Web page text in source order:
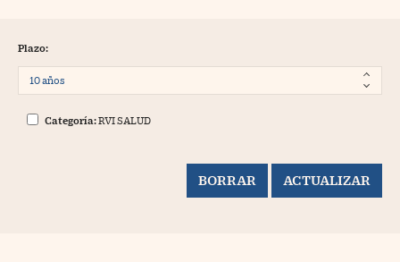
Plazo:
Categoría:RVI SALUD